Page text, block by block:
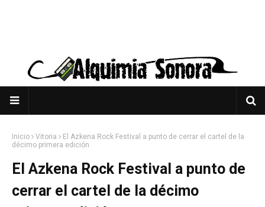
Inicio Vitoria
El Azkena Rock Festival a punto de cerrar el cartel de la
décimo primera edición
El Azkena Rock Festival a punto de
cerrar el cartel de la décimo